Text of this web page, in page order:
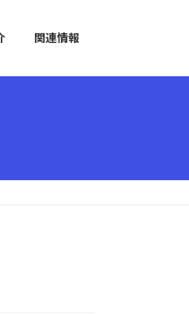
関連情報